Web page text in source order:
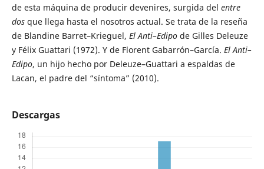
de esta máquina de producir devenires, surgida del entre
dos que llega hasta el nosotros actual. Se trata de la reseña
de Blandine Barret–Krieguel, El Anti–Edipo de Gilles Deleuze
y Félix Guattari (1972). Y de Florent Gabarrón–García. El Anti–
Edipo, un hijo hecho por Deleuze–Guattari a espaldas de
Lacan, el padre del “síntoma” (2010).
Descargas